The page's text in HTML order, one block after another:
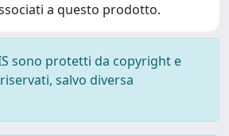
a questo prodotto.
sono protetti da copyright e
salvo diversa